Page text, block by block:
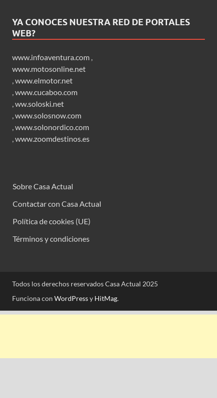
YA CONOCES NUESTRA RED DE PORTALES
WEB?
www.infoaventura.com ,
www.motosonline.net
,www.elmotor.net
,www.cucaboo.com
,ww.soloski.net
,www.solosnow.com
,www.solonordico.com
,www.zoomdestinos.es
Sobre Casa Actual
Contactar con Casa Actual
Política de cookies (UE)
Términos y condiciones
Todos los derechos reservados Casa Actual 2025
Funciona con WordPressy HitMag.